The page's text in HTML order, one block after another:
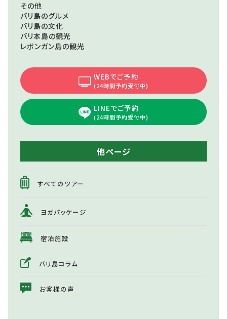
その他
バリ島のグルメ
バリ島の文化
バリ本島の観光
レボンガン島の観光
WEBでご予約
(24時間予約受付中)
LINEでご予約
(24時間予約受付中)
他ページ
すべてのツアー
ヨガパッケージ
宿泊施設
バリ島コラム
お客様の声